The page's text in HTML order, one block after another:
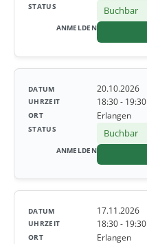
Buchbar
20.10.2026
18:30 - 19:30
Erlangen
Buchbar
17.11.2026
18:30 - 19:30
Erlangen